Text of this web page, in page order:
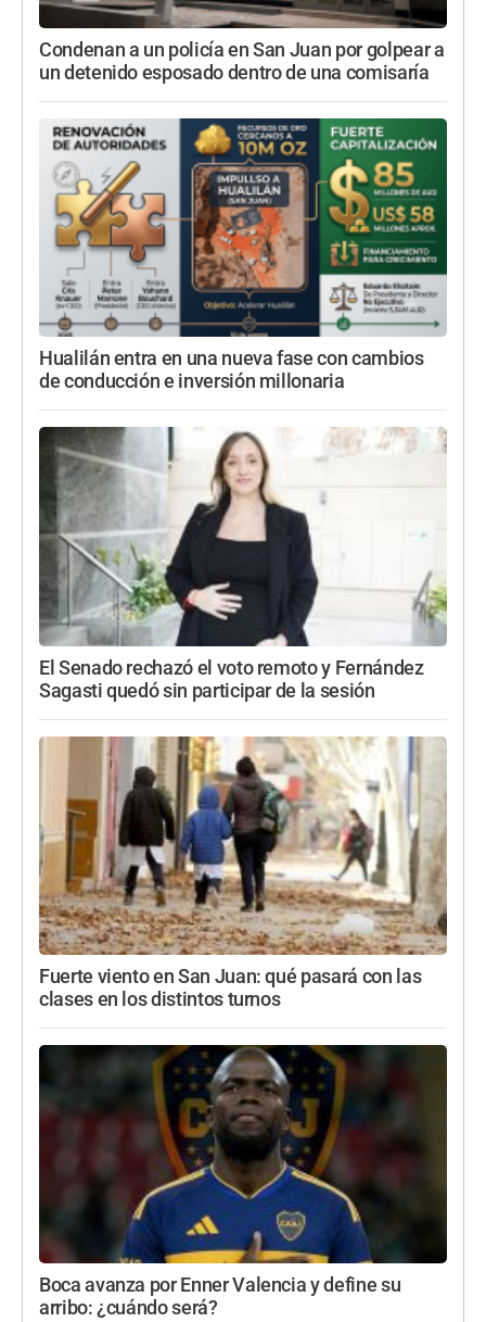
Condenan a un policía en San Juan por golpear a
un detenido esposado dentro de una comisaría
Hualilán entra en una nueva fase con cambios
de conducción e inversión millonaria
El Senado rechazó el voto remoto y Fernández
Sagasti quedó sin participar de la sesión
Fuerte viento en San Juan: qué pasará con las
clases en los distintos turnos
Boca avanza por Enner Valencia y define su
arribo: ¿cuándo será?